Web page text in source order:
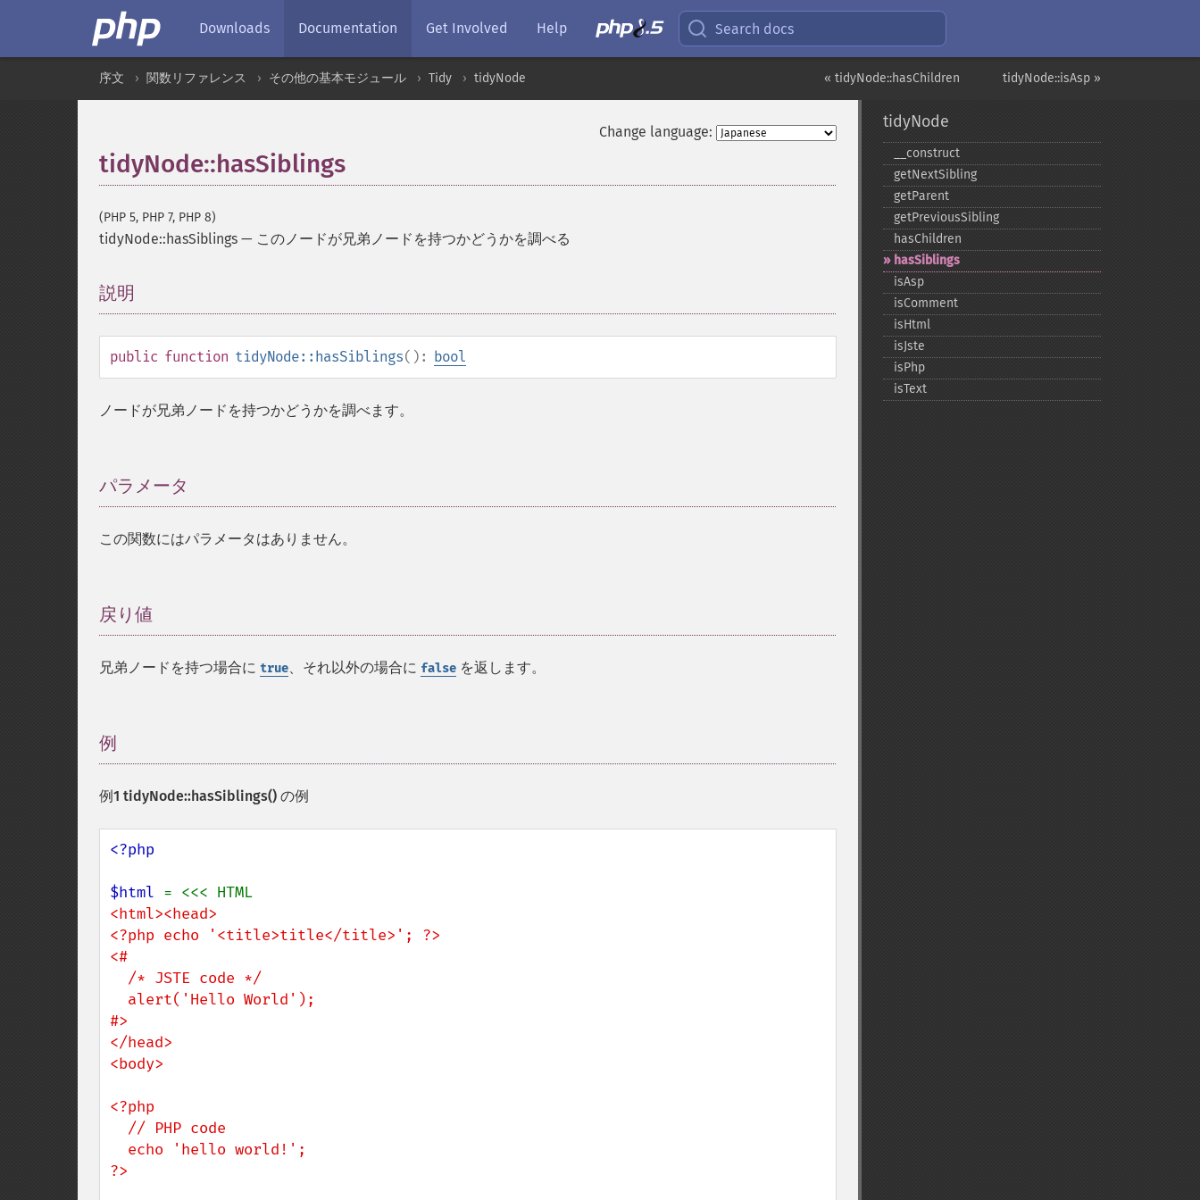
Downloads Documentation Get Involved Help Search docs
tidyNode::isAsp »
« tidyNode::hasChildren
序文 関数リファレンス その他の基本モジュール Tidy tidyNode
Change language:
tidyNode::hasSiblings
(PHP 5, PHP 7, PHP 8)
tidyNode::hasSiblings — このノードが兄弟ノードを持つかどうかを調べる
説明
public function tidyNode::hasSiblings(): bool
ノードが兄弟ノードを持つかどうかを調べます。
パラメータ
この関数にはパラメータはありません。
戻り値
兄弟ノードを持つ場合に true、それ以外の場合に false を返します。
例
例1 tidyNode::hasSiblings() の例
<?php
$html
<html><head>
<?php echo '<title>title</title>'; ?>
<#
#>
</head>
<body>
<?php
?>
tidyNode
_​_​construct
getNextSibling
getParent
getPreviousSibling
hasChildren
hasSiblings
isAsp
isComment
isHtml
isJste
isPhp
isText